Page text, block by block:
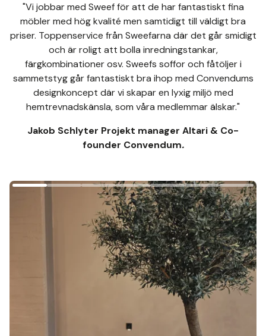
"Vi jobbar med Sweef för att de har fantastiskt fina
möbler med hög kvalité men samtidigt till väldigt bra
priser. Toppenservice från Sweefarna där det går smidigt
och är roligt att bolla inredningstankar,
färgkombinationer osv. Sweefs soffor och fåtöljer i
sammetstyg går fantastiskt bra ihop med Convendums
designkoncept där vi skapar en lyxig miljö med
hemtrevnadskänsla, som våra medlemmar älskar."
Jakob Schlyter Projekt manager Altari & Co-
founder Convendum.